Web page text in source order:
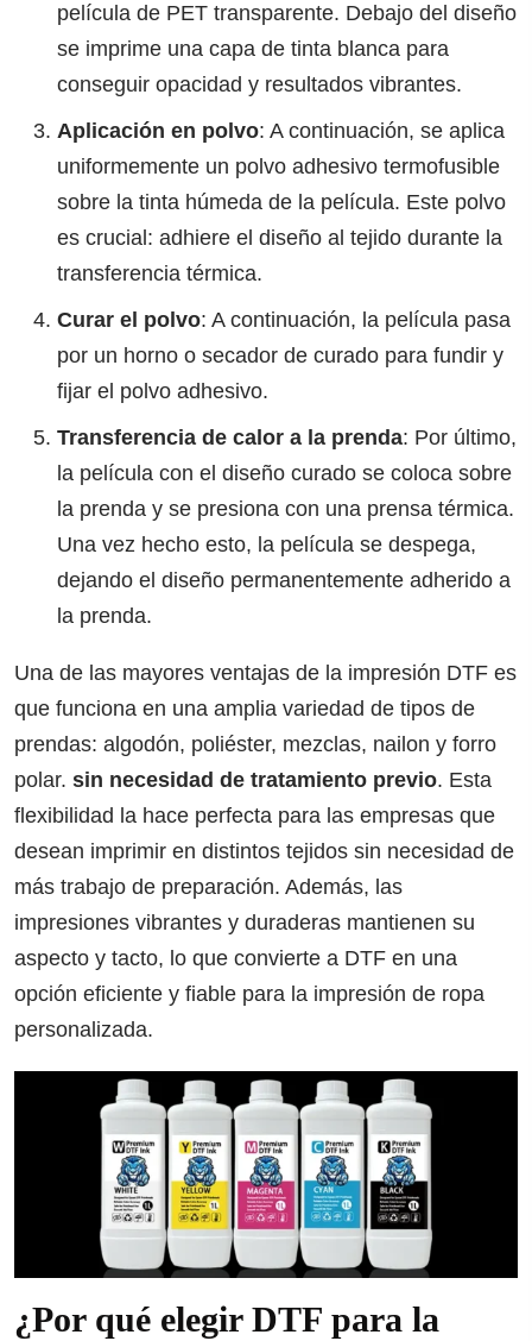
película de PET transparente. Debajo del diseño
se imprime una capa de tinta blanca para
conseguir opacidad y resultados vibrantes.
Aplicación en polvo: A continuación, se aplica
uniformemente un polvo adhesivo termofusible
sobre la tinta húmeda de la película. Este polvo
es crucial: adhiere el diseño al tejido durante la
transferencia térmica.
Curar el polvo: A continuación, la película pasa
por un horno o secador de curado para fundir y
fijar el polvo adhesivo.
Transferencia de calor a la prenda: Por último,
la película con el diseño curado se coloca sobre
la prenda y se presiona con una prensa térmica.
Una vez hecho esto, la película se despega,
dejando el diseño permanentemente adherido a
la prenda.
Una de las mayores ventajas de la impresión DTF es
que funciona en una amplia variedad de tipos de
prendas: algodón, poliéster, mezclas, nailon y forro
polar. sin necesidad de tratamiento previo. Esta
flexibilidad la hace perfecta para las empresas que
desean imprimir en distintos tejidos sin necesidad de
más trabajo de preparación. Además, las
impresiones vibrantes y duraderas mantienen su
aspecto y tacto, lo que convierte a DTF en una
opción eficiente y fiable para la impresión de ropa
personalizada.
¿Por qué elegir DTF para la